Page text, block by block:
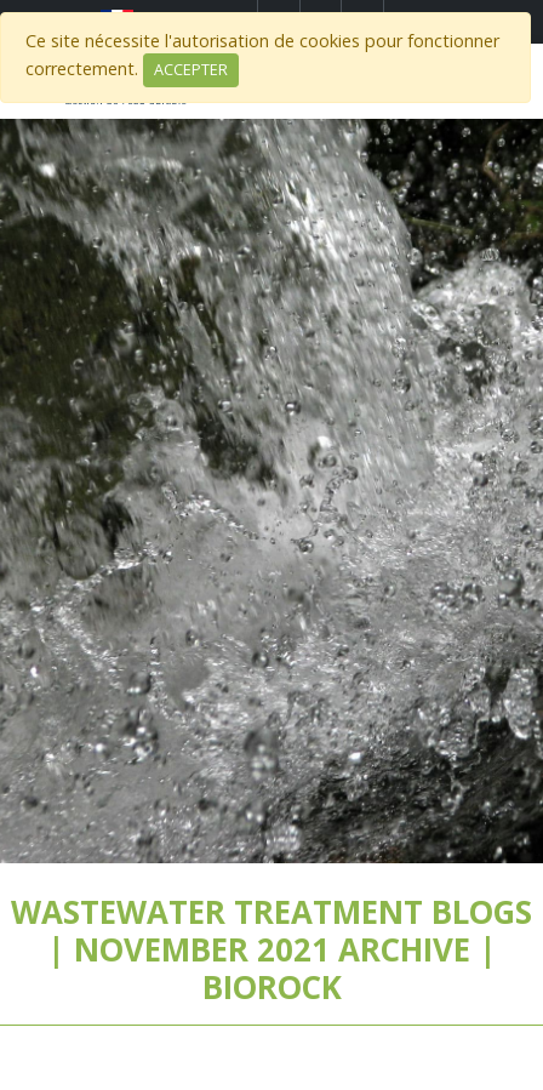
WASTEWATER TREATMENT BLOGS
| NOVEMBER 2021 ARCHIVE |
BIOROCK
Ce site nécessite l'autorisation de cookies pour fonctionner
correctement.
ACCEPTER